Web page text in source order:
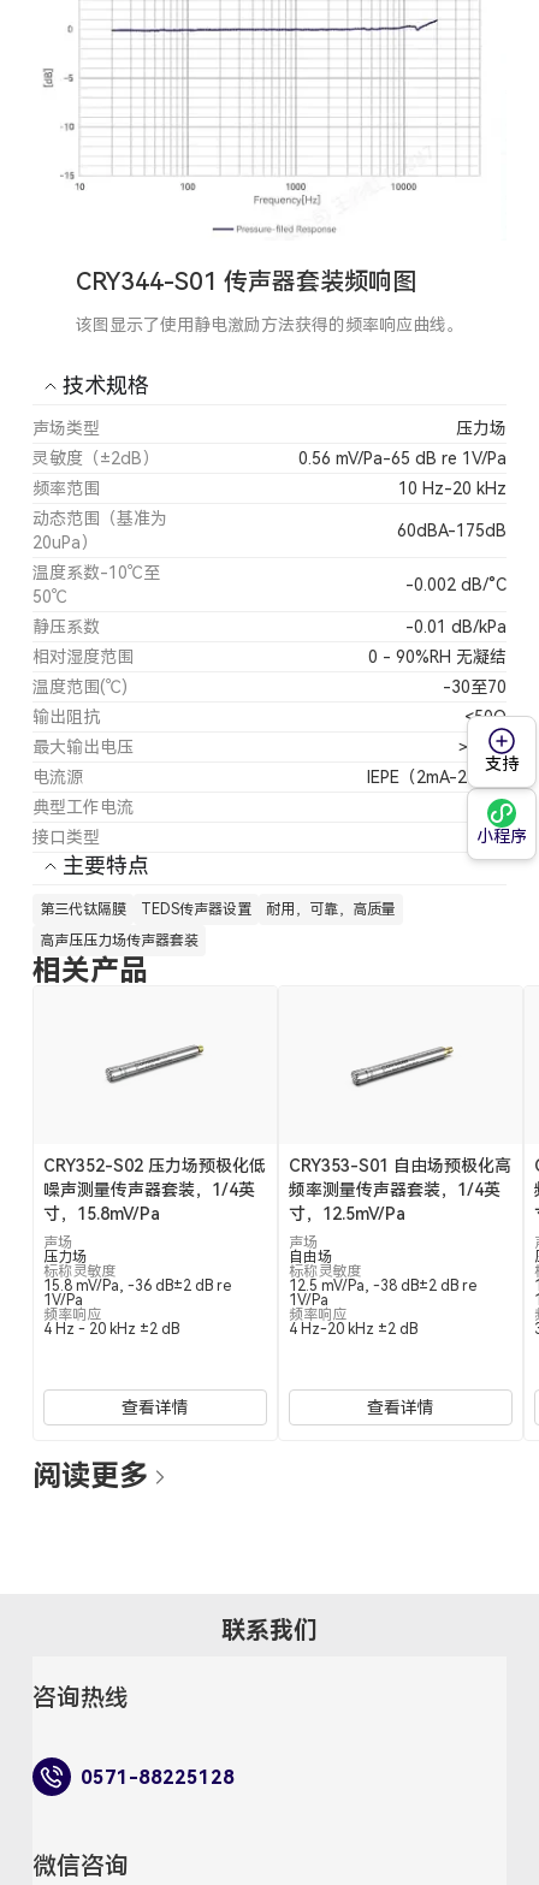
CRY344-S01 传声器套装频响图
该图显示了使用静电激励方法获得的频率响应曲线。
技术规格
声场类型
压力场
灵敏度（±2dB）
0.56 mV/Pa-65 dB re 1V/Pa
频率范围
10 Hz-20 kHz
动态范围（基准为
20uPa）
60dBA-175dB
温度系数-10℃至
50℃
-0.002 dB/°C
静压系数
-0.01 dB/kPa
相对湿度范围
0 - 90%RH 无凝结
温度范围(℃)
-30至70
输出阻抗
<50Ω
最大输出电压
＞8 Vp
电流源
IEPE（2mA-20mA)
典型工作电流
4mA
接口类型
M5
主要特点
第三代钛隔膜 TEDS传声器设置
耐用，可靠，高质量
高声压压力场传声器套装
相关产品
CRY352-S02 压力场预极化低
噪声测量传声器套装，1/4英
寸，15.8mV/Pa
声场
压力场
标称灵敏度
15.8 mV/Pa, -36 dB±2 dB re
1V/Pa
频率响应
4 Hz - 20 kHz ±2 dB
查看详情
CRY353-S01 自由场预极化高
频率测量传声器套装，1/4英
寸，12.5mV/Pa
声场
自由场
标称灵敏度
12.5 mV/Pa, -38 dB±2 dB re
1V/Pa
频率响应
4 Hz-20 kHz ±2 dB
查看详情
阅读更多
联系我们
咨询热线
0571-88225128
微信咨询
支持
小程序